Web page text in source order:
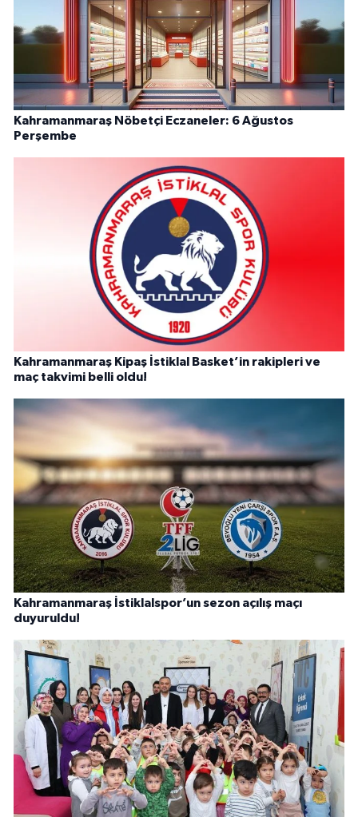
Kahramanmaraş Nöbetçi Eczaneler: 6 Ağustos
Perşembe
Kahramanmaraş Kipaş İstiklal Basket’in rakipleri ve
maç takvimi belli oldu!
Kahramanmaraş İstiklalspor’un sezon açılış maçı
duyuruldu!